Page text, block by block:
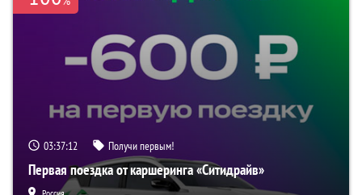
03:37:11 Получи первым!
Первая поездка от каршеринга «Ситидрайв»